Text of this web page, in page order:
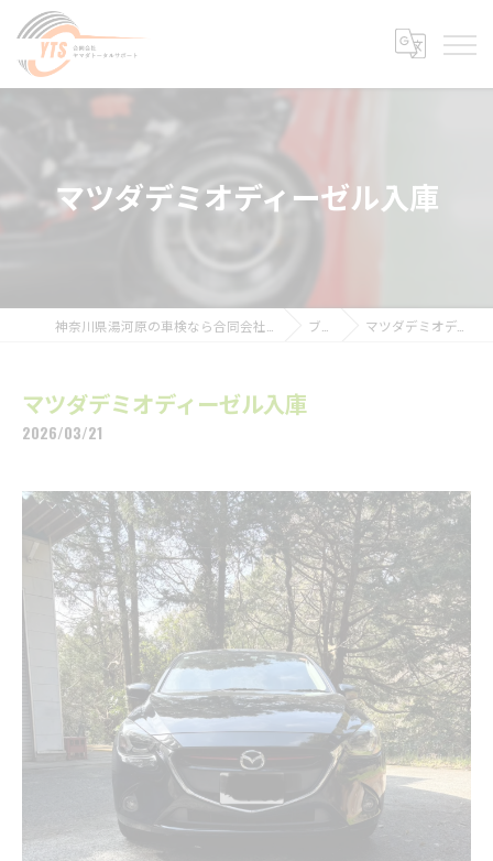
マツダデミオディーゼル入庫
ブログ マツダデミオディーゼル入庫
マツダデミオディーゼル入庫
2026/03/21